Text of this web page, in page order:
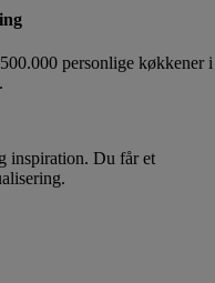
personlige køkkener i
inspiration. Du får et